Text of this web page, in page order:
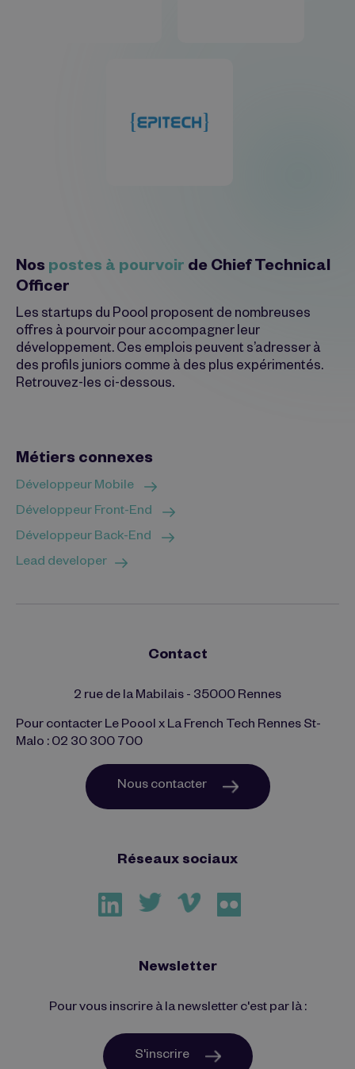
Nos postes à pourvoir de Chief Technical
Officer
Les startups du Poool proposent de nombreuses
offres à pourvoir pour accompagner leur
développement. Ces emplois peuvent s’adresser à
des profils juniors comme à des plus expérimentés.
Retrouvez-les ci-dessous.
Métiers connexes
Développeur Mobile
Développeur Front-End
Développeur Back-End
Lead developer
Contact
2 rue de la Mabilais - 35000 Rennes
Pour contacter Le Poool x La French Tech Rennes St-
Malo : 02 30 300 700
Nous contacter
Réseaux sociaux
Newsletter
Pour vous inscrire à la newsletter c'est par là :
S'inscrire